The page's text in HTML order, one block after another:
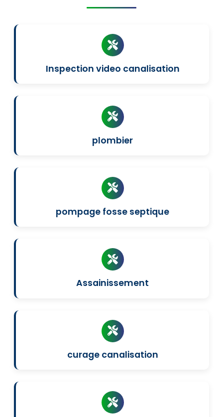
Inspection video canalisation
plombier
pompage fosse septique
Assainissement
curage canalisation